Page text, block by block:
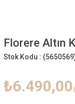
Florere Altın
Stok Kodu :
₺6.490,00